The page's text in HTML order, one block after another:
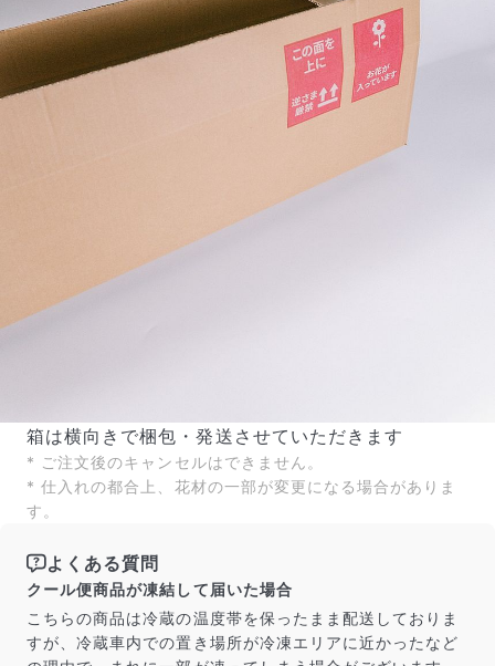
箱は横向きで梱包・発送させていただきます
* ご注文後のキャンセルはできません。
* 仕入れの都合上、花材の一部が変更になる場合がありま
す。
よくある質問
クール便商品が凍結して届いた場合
こちらの商品は冷蔵の温度帯を保ったまま配送しておりま
すが、冷蔵車内での置き場所が冷凍エリアに近かったなど